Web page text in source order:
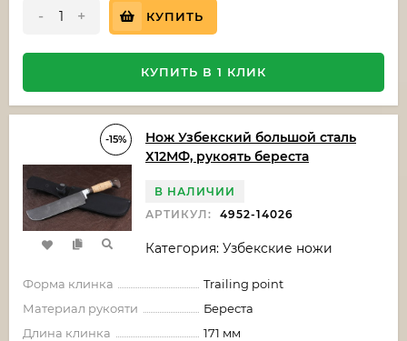
- + КУПИТЬ
КУПИТЬ В 1 КЛИК
-15%
Нож Узбекский большой сталь
Х12МФ, рукоять береста
В НАЛИЧИИ
АРТИКУЛ:
4952-14026
Категория: Узбекские ножи
Форма клинка
Trailing point
Материал рукояти
Береста
Длина клинка
171 мм